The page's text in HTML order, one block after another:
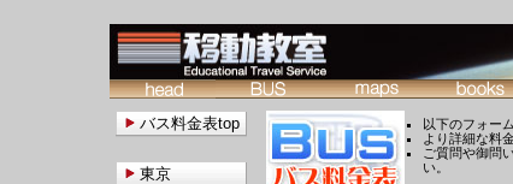
以下のフォー
より詳細な料
ご質問や御問
い。
バス料金表top
東京